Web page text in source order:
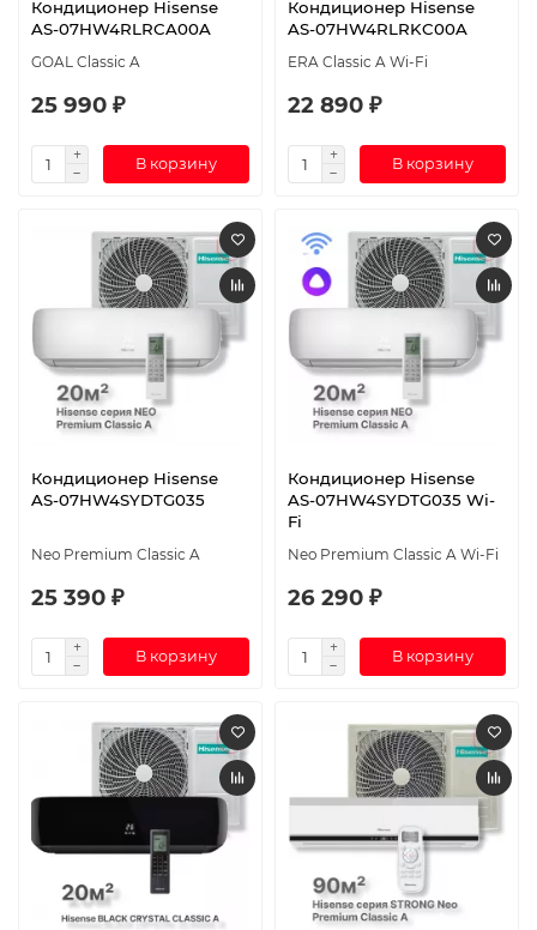
Кондиционер Hisense
AS-07HW4RLRCA00A
GOAL Classic A
25 990 ₽
В корзину
Кондиционер Hisense
AS-07HW4RLRKC00A
ERA Classic A Wi-Fi
22 890 ₽
В корзину
Кондиционер Hisense
AS-07HW4SYDTG035
Neo Premium Classic A
25 390 ₽
В корзину
Кондиционер Hisense
AS-07HW4SYDTG035 Wi-
Fi
Neo Premium Classic A Wi-Fi
26 290 ₽
В корзину